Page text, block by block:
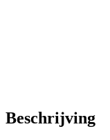
Beschrijving